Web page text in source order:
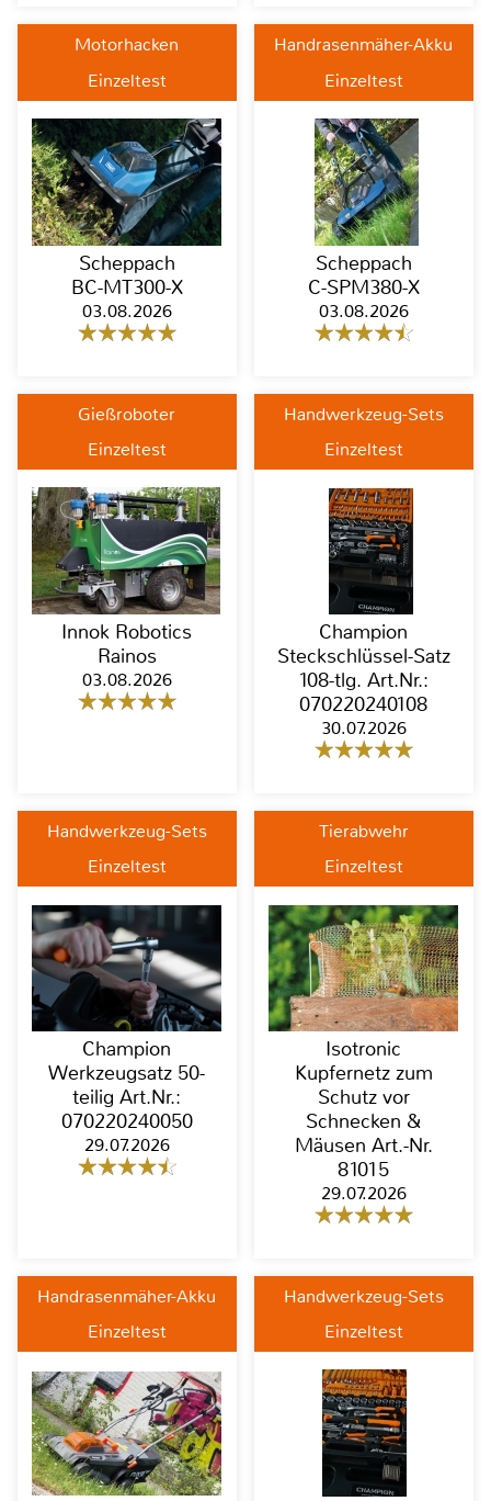
Motorhacken
Einzeltest
Scheppach
BC-MT300-X
03.08.2026
Handrasenmäher-Akku
Einzeltest
Scheppach
C-SPM380-X
03.08.2026
Gießroboter
Einzeltest
Innok Robotics
Rainos
03.08.2026
Handwerkzeug-Sets
Einzeltest
Champion
Steckschlüssel-Satz
108-tlg. Art.Nr.:
070220240108
30.07.2026
Handwerkzeug-Sets
Einzeltest
Champion
Werkzeugsatz 50-
teilig Art.Nr.:
070220240050
29.07.2026
Tierabwehr
Einzeltest
Isotronic
Kupfernetz zum
Schutz vor
Schnecken &
Mäusen Art.-Nr.
81015
29.07.2026
Handrasenmäher-Akku
Einzeltest
Handwerkzeug-Sets
Einzeltest